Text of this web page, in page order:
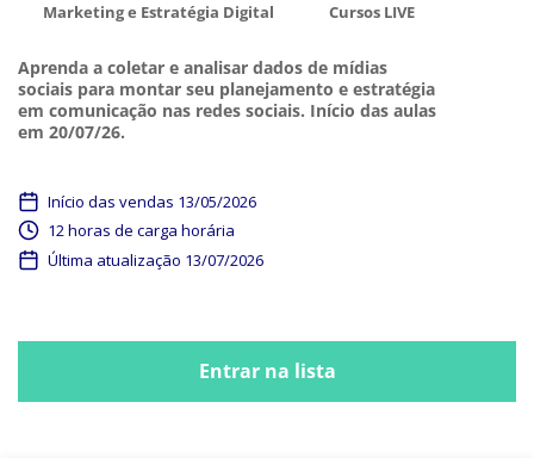
Aprenda a coletar e analisar dados de mídias
sociais para montar seu planejamento e estratégia
em comunicação nas redes sociais. Início das aulas
em 20/07/26.
Marketing e Estratégia Digital Cursos LIVE
Início das vendas 13/05/2026
12 horas de carga horária
Última atualização 13/07/2026
Entrar na lista